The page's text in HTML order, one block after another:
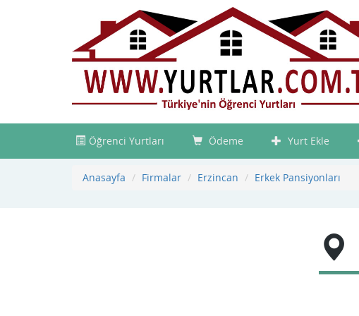
Öğrenci Yurtları Ödeme Yurt Ekle
Anasayfa Firmalar Erzincan Erkek Pansiyonları